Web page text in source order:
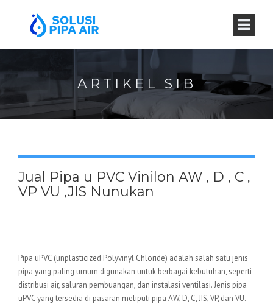
ARTIKEL SIB
Jual Pipa u PVC Vinilon AW , D , C ,
VP VU ,JIS Nunukan
Pipa uPVC (unplasticized Polyvinyl Chloride) adalah salah satu jenis
pipa yang paling umum digunakan untuk berbagai kebutuhan, seperti
distribusi air, saluran pembuangan, dan instalasi ventilasi. Jenis pipa
uPVC yang tersedia di pasaran meliputi pipa AW, D, C, JIS, VP, dan VU.